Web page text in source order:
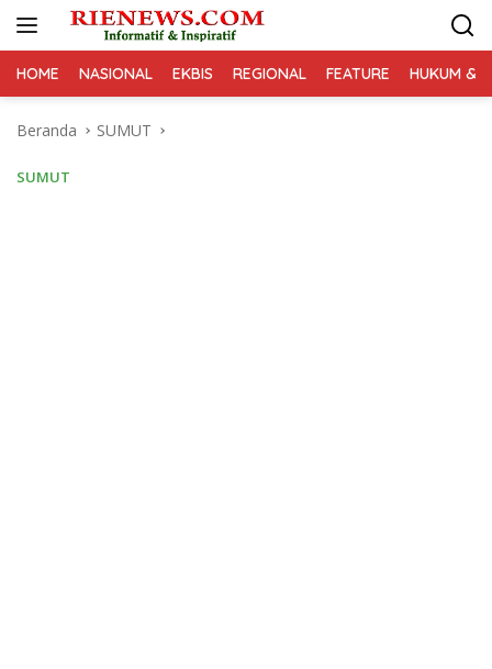
HOME NASIONAL EKBIS REGIONAL FEATURE HUKUM &
Beranda SUMUT
SUMUT